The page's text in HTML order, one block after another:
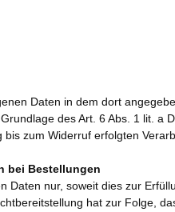
Daten in dem dort
des Art. 6 Abs. 1 lit.
zum Widerruf erfolgten
bei Bestellungen
nur, soweit dies zur
hat zur Folge,